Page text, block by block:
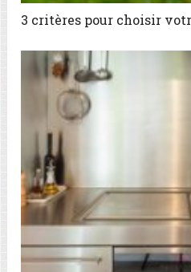
3 critères pour choisir